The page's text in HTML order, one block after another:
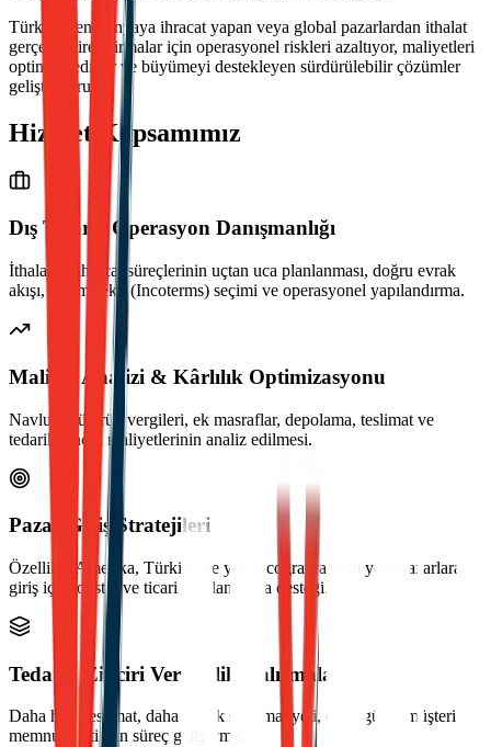
Türkiye'den dünyaya ihracat yapan veya global pazarlardan ithalat
gerçekleştiren firmalar için operasyonel riskleri azaltıyor, maliyetleri
optimize ediyor ve büyümeyi destekleyen sürdürülebilir çözümler
geliştiriyoruz.
Hizmet Kapsamımız
Dış Ticaret Operasyon Danışmanlığı
İthalat ve ihracat süreçlerinin uçtan uca planlanması, doğru evrak
akışı, teslim şekli (Incoterms) seçimi ve operasyonel yapılandırma.
Maliyet Analizi & Kârlılık Optimizasyonu
Navlun, gümrük vergileri, ek masraflar, depolama, teslimat ve
tedarik zinciri maliyetlerinin analiz edilmesi.
Pazar Giriş Stratejileri
Özellikle Amerika, Türkiye ve yakın coğrafyalarda yeni pazarlara
giriş için lojistik ve ticari yapılandırma desteği.
Tedarik Zinciri Verimlilik Çalışmaları
Daha hızlı teslimat, daha düşük stok maliyeti, daha güçlü müşteri
memnuniyeti için süreç geliştirme.